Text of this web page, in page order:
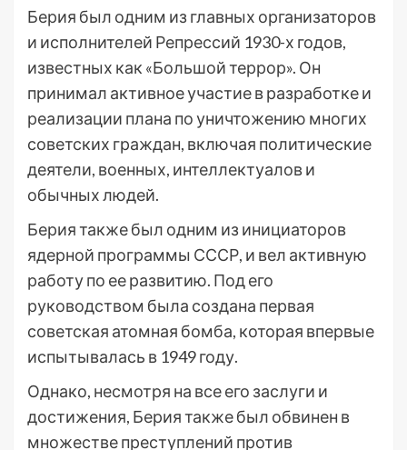
Берия был одним из главных организаторов
и исполнителей Репрессий 1930-х годов,
известных как «Большой террор». Он
принимал активное участие в разработке и
реализации плана по уничтожению многих
советских граждан, включая политические
деятели, военных, интеллектуалов и
обычных людей.
Берия также был одним из инициаторов
ядерной программы СССР, и вел активную
работу по ее развитию. Под его
руководством была создана первая
советская атомная бомба, которая впервые
испытывалась в 1949 году.
Однако, несмотря на все его заслуги и
достижения, Берия также был обвинен в
множестве преступлений против